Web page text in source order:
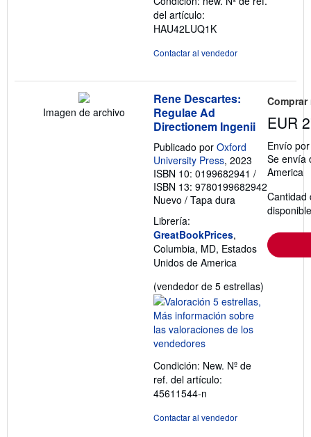
estrellas
del artículo:
HAU42LUQ1K
Contactar al vendedor
Imagen de archivo
Rene Descartes:
Regulae Ad
Directionem Ingenii
Publicado por Oxford
University Press, 2023
ISBN 10: 0199682941 /
ISBN 13: 9780199682942
Nuevo / Tapa dura
Librería:
GreatBookPrices,
Columbia, MD, Estados
Unidos de America
(vendedor de 5 estrellas)
Condición: New. Nº de
ref. del artículo:
45611544-n
Contactar al vendedor
EUR
Envío
Se envía
America
Cantidad